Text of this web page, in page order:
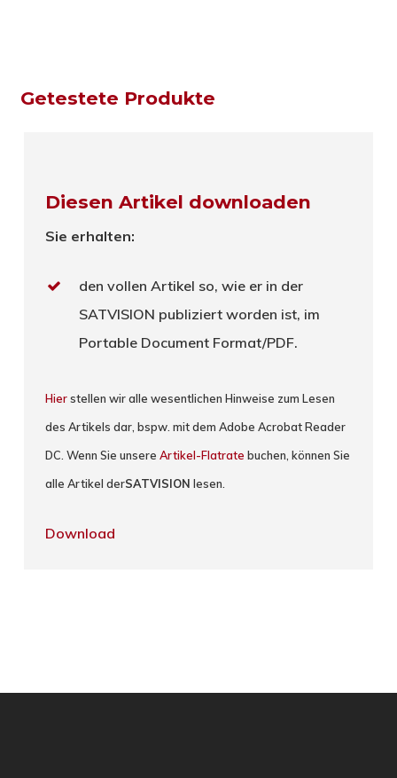
Getestete Produkte
Diesen Artikel downloaden
Sie erhalten:
den vollen Artikel so, wie er in der
SATVISION publiziert worden ist, im
Portable Document Format/PDF.
Hierstellen wir alle wesentlichen Hinweise zum Lesen
des Artikels dar, bspw. mit dem Adobe Acrobat Reader
DC. Wenn Sie unsereArtikel-Flatrate buchen, können Sie
alle Artikel derSATVISION lesen.
Download